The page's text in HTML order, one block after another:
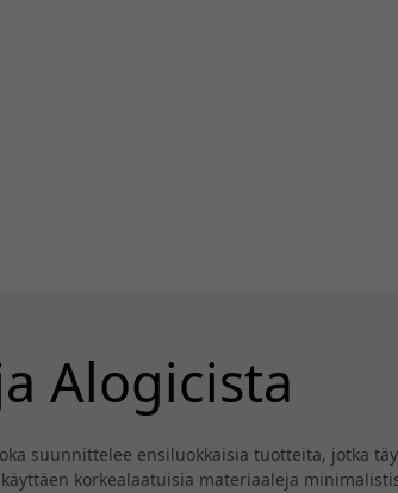
Alogicista
suunnittelee ensiluokkaisia tuotteita, jotka
korkealaatuisia materiaaleja